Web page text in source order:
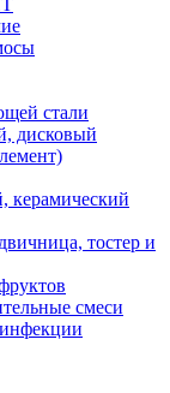
стали
дисковый
керамический
тостер и
смеси